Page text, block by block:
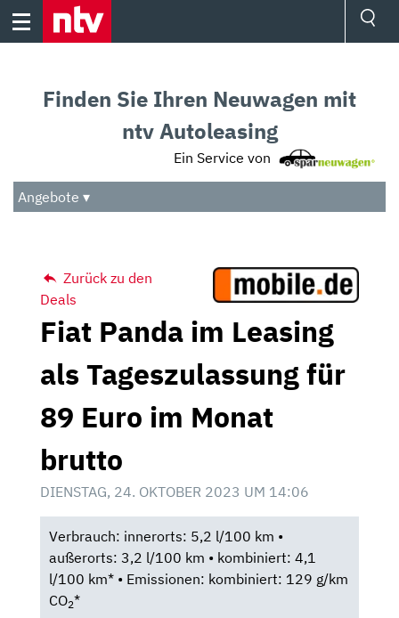
Skip
Audio
Das Beste
Finden Sie Ihren Neuwagen mit
ntv Autoleasing
Ein Service von
Angebote ▾
Zurück zu den
Deals
Fiat Panda im Leasing
als Tageszulassung für
89 Euro im Monat
brutto
DIENSTAG, 24. OKTOBER 2023 UM 14:06
Verbrauch: innerorts: 5,2 l/100 km •
außerorts: 3,2 l/100 km • kombiniert: 4,1
l/100 km* • Emissionen: kombiniert: 129 g/km
CO2*